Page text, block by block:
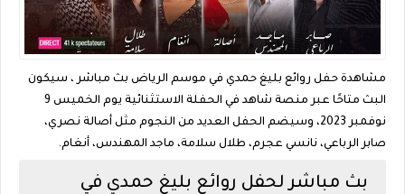
مشاهدة حفل روائع بليغ حمدي في موسم الرياض بث مباشر ، سيكون
البث متاحًا عبر منصة شاهد في الحفلة الاستثنائية يوم الخميس 9
نوفمبر 2023، وسيضم الحفل العديد من النجوم مثل أصالة نصري،
صابر الرباعي، نانسي عجرم، طلال سلامة، ماجد المهندس، أنغام.
بث مباشر لحفل روائع بليغ حمدي في